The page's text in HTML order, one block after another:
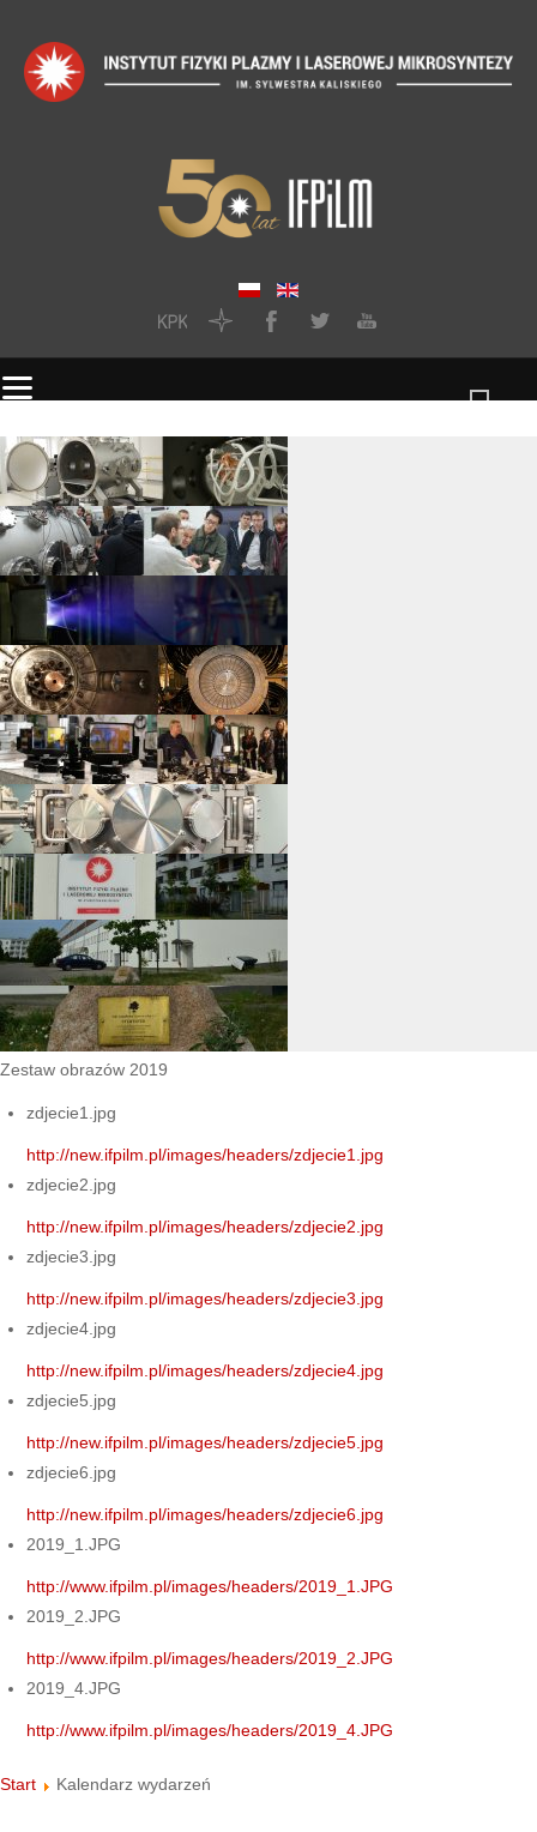
Zestaw obrazów 2019
zdjecie1.jpg
http://new.ifpilm.pl/images/headers/zdjecie1.jpg
zdjecie2.jpg
http://new.ifpilm.pl/images/headers/zdjecie2.jpg
zdjecie3.jpg
http://new.ifpilm.pl/images/headers/zdjecie3.jpg
zdjecie4.jpg
http://new.ifpilm.pl/images/headers/zdjecie4.jpg
zdjecie5.jpg
http://new.ifpilm.pl/images/headers/zdjecie5.jpg
zdjecie6.jpg
http://new.ifpilm.pl/images/headers/zdjecie6.jpg
2019_1.JPG
http://www.ifpilm.pl/images/headers/2019_1.JPG
2019_2.JPG
http://www.ifpilm.pl/images/headers/2019_2.JPG
2019_4.JPG
http://www.ifpilm.pl/images/headers/2019_4.JPG
Start Kalendarz wydarzeń